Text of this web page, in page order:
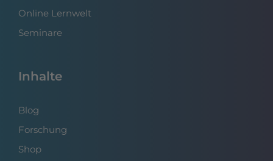
Online Lernwelt
Seminare
Inhalte
Blog
Forschung
Shop